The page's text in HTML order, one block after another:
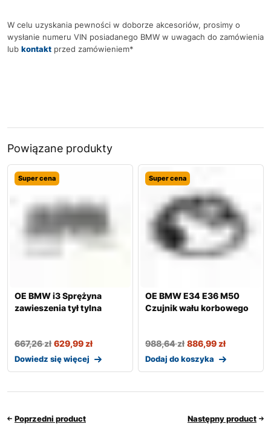
W celu uzyskania pewności w doborze akcesoriów, prosimy o
wysłanie numeru VIN posiadanego BMW w uwagach do zamówienia
lub kontakt przed zamówieniem*
Powiązane produkty
Super cena
OE BMW i3 Sprężyna
zawieszenia tył tylna
667,26zł 629,99zł
Dowiedz się więcej
Super cena
OE BMW E34 E36 M50
Czujnik wału korbowego
988,64zł 886,99zł
Dodaj do koszyka
Poprzedni product Następny product